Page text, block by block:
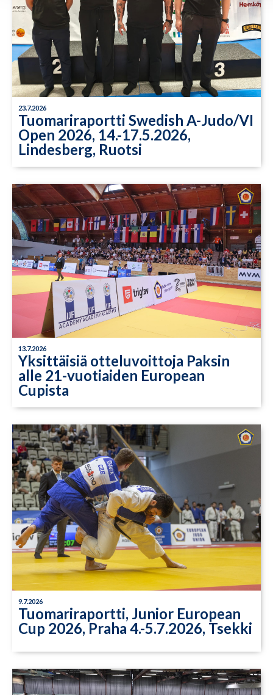
23.7.2026
Tuomariraportti Swedish A-Judo/VI
Open 2026, 14.-17.5.2026,
Lindesberg, Ruotsi
13.7.2026
Yksittäisiä otteluvoittoja Paksin
alle 21-vuotiaiden European
Cupista
9.7.2026
Tuomariraportti, Junior European
Cup 2026, Praha 4.-5.7.2026, Tsekki